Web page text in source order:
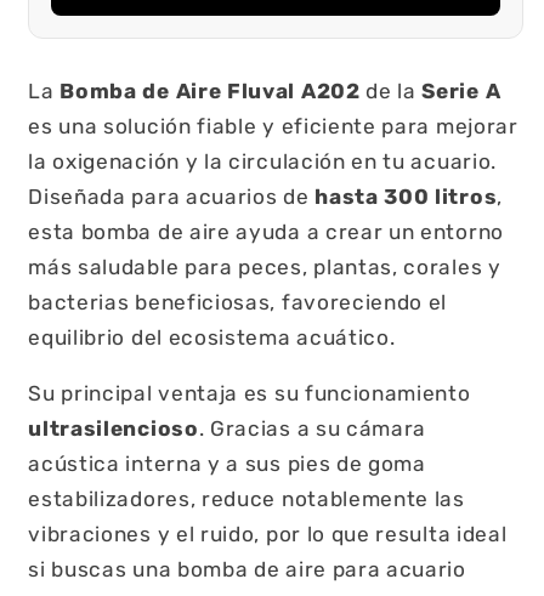
La Bomba de Aire Fluval A202 de laSerie A
es una solución fiable y eficiente para mejorar
la oxigenación y la circulación en tu acuario.
Diseñada para acuarios de hasta 300 litros,
esta bomba de aire ayuda a crear un entorno
más saludable para peces, plantas, corales y
bacterias beneficiosas, favoreciendo el
equilibrio del ecosistema acuático.
Su principal ventaja es su funcionamiento
ultrasilencioso. Gracias a su cámara
acústica interna y a sus pies de goma
estabilizadores, reduce notablemente las
vibraciones y el ruido, por lo que resulta ideal
si buscas una bomba de aire para acuario